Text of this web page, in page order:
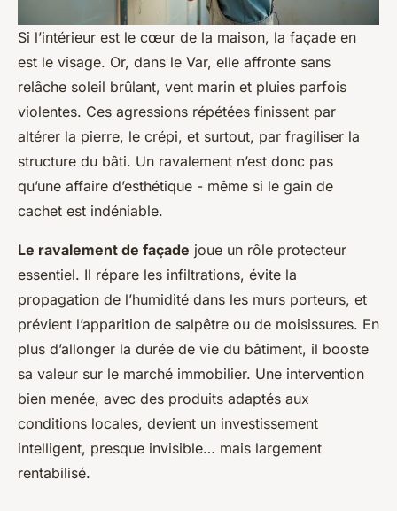
Si l’intérieur est le cœur de la maison, la façade en
est le visage. Or, dans le Var, elle affronte sans
relâche soleil brûlant, vent marin et pluies parfois
violentes. Ces agressions répétées finissent par
altérer la pierre, le crépi, et surtout, par fragiliser la
structure du bâti. Un ravalement n’est donc pas
qu’une affaire d’esthétique - même si le gain de
cachet est indéniable.
Le ravalement de façade joue un rôle protecteur
essentiel. Il répare les infiltrations, évite la
propagation de l’humidité dans les murs porteurs, et
prévient l’apparition de salpêtre ou de moisissures. En
plus d’allonger la durée de vie du bâtiment, il booste
sa valeur sur le marché immobilier. Une intervention
bien menée, avec des produits adaptés aux
conditions locales, devient un investissement
intelligent, presque invisible… mais largement
rentabilisé.